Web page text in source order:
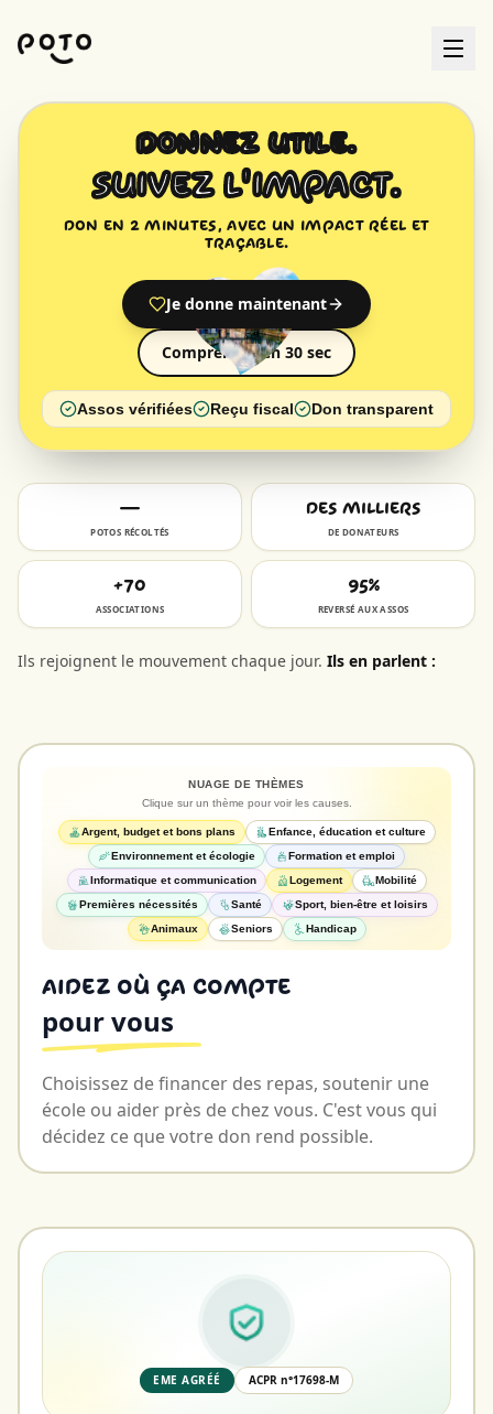
Donnez utile.
Suivez l'impact.
Don en 2 minutes, avec un impact réel et
traçable.
Je donne maintenant
Comprendre en 30 sec
Assos vérifiées Reçu fiscal Don transparent
—
POTOS RÉCOLTÉS
Des milliers
DE DONATEURS
+70
ASSOCIATIONS
95%
REVERSÉ AUX ASSOS
Ils rejoignent le mouvement chaque jour. Ils en parlent :
Aidez où ça compte
pour vous
Choisissez de financer des repas, soutenir une
école ou aider près de chez vous. C'est vous qui
décidez ce que votre don rend possible.
NUAGE DE THÈMES
Clique sur un thème pour voir les causes.
Argent, budget et bons plans
Enfance, éducation et culture
Environnement et écologie
Formation et emploi
Informatique et communication
Logement
Mobilité
Premières nécessités
Santé
Sport, bien-être et loisirs
Animaux
Seniors Handicap
EME AGRÉÉ ACPR n°17698-M